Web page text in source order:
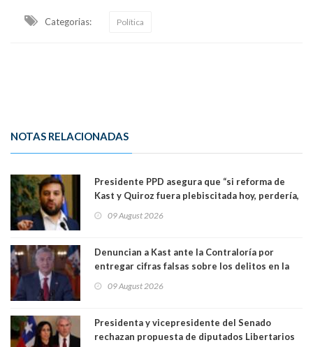
Categorias: Política
NOTAS RELACIONADAS
Presidente PPD asegura que “si reforma de
Kast y Quiroz fuera plebiscitada hoy, perdería,
a favor de la oposición, sería una victoria de la
09 August 2026
Denuncian a Kast ante la Contraloría por
entregar cifras falsas sobre los delitos en la
09 August 2026
Presidenta y vicepresidente del Senado
rechazan propuesta de diputados Libertarios